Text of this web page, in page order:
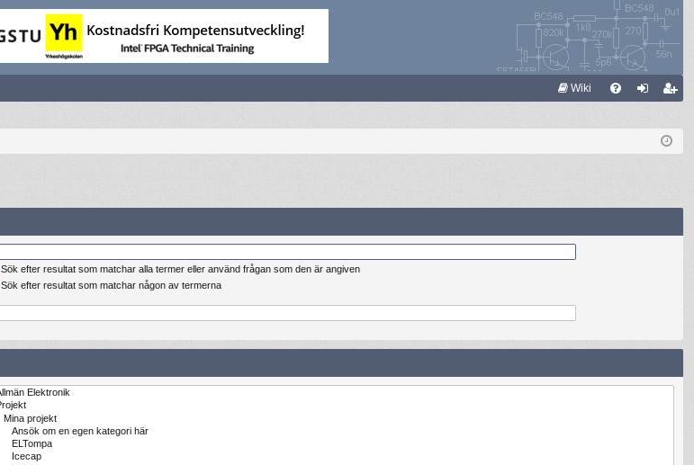
Wiki
m
Sök efter resultat som matchar alla termer eller använd frågan som den är angiven
Sök efter resultat som matchar någon av termerna